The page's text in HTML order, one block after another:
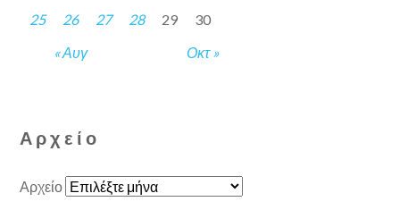
« Αυγ Οκτ »
25
26 27 28 29 30
Αρχείο
Αρχείο